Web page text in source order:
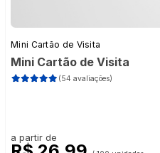
Mini Cartão de Visita
Mini Cartão de Visita
(54 avaliações)
a partir de